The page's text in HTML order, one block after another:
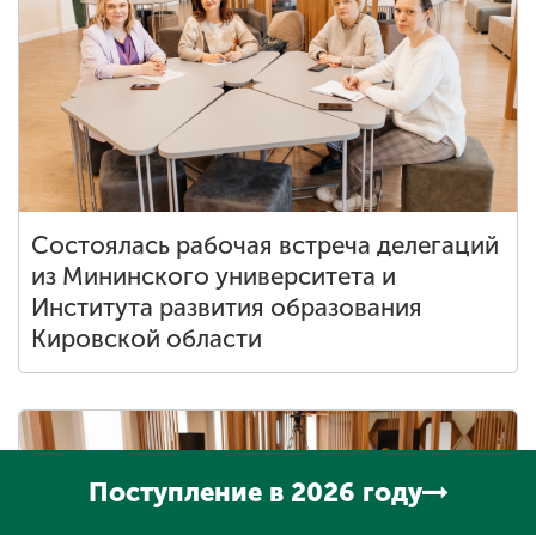
Состоялась рабочая встреча делегаций
из Мининского университета и
Института развития образования
Кировской области
Поступление в 2026 году